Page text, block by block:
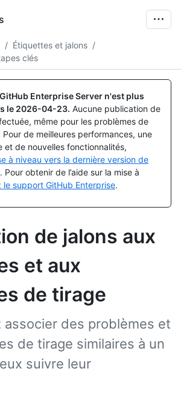
/ Étiquettes et jalons /
clés
Enterprise Server n'est plus
le 2026-04-23. Aucune publication de
même pour les problèmes de
de meilleures performances, une
et de nouvelles fonctionnalités,
à niveau vers la dernière version de
. Pour obtenir de l’aide sur la mise à
support GitHub Enterprise.
de jalons aux
et aux
de tirage
associer des problèmes et
de tirage similaires à un
suivre leur